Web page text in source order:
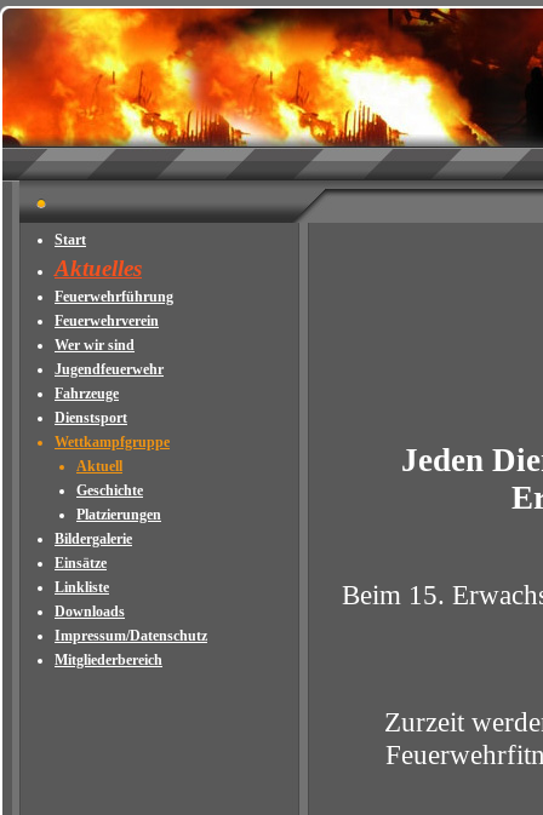
Start
Aktuelles
Feuerwehrführung
Feuerwehrverein
Wer wir sind
Jugendfeuerwehr
Fahrzeuge
Dienstsport
Wettkampfgruppe
Aktuell
Geschichte
Platzierungen
Bildergalerie
Einsätze
Linkliste
Downloads
Impressum/Datenschutz
Mitgliederbereich
Jeden
Beim 15.
Zurzeit